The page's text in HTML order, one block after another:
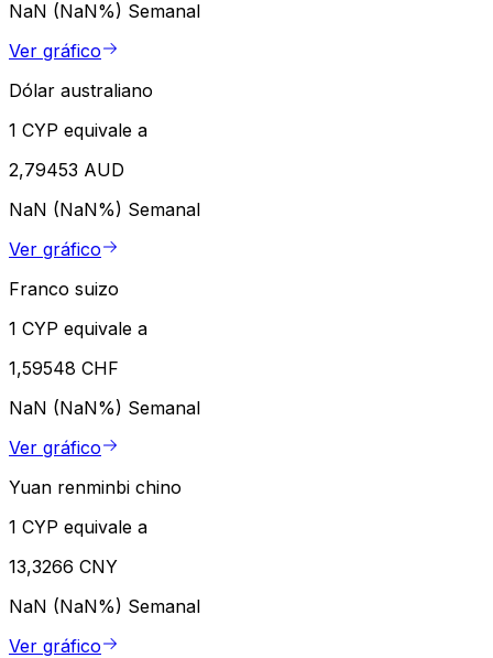
NaN (NaN%) Semanal
Ver gráfico
Dólar australiano
1 CYP equivale a
2,79453 AUD
NaN (NaN%) Semanal
Ver gráfico
Franco suizo
1 CYP equivale a
1,59548 CHF
NaN (NaN%) Semanal
Ver gráfico
Yuan renminbi chino
1 CYP equivale a
13,3266 CNY
NaN (NaN%) Semanal
Ver gráfico